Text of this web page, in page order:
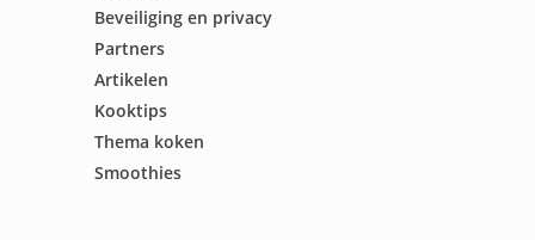
Beveiliging en privacy
Partners
Artikelen
Kooktips
Thema koken
Smoothies